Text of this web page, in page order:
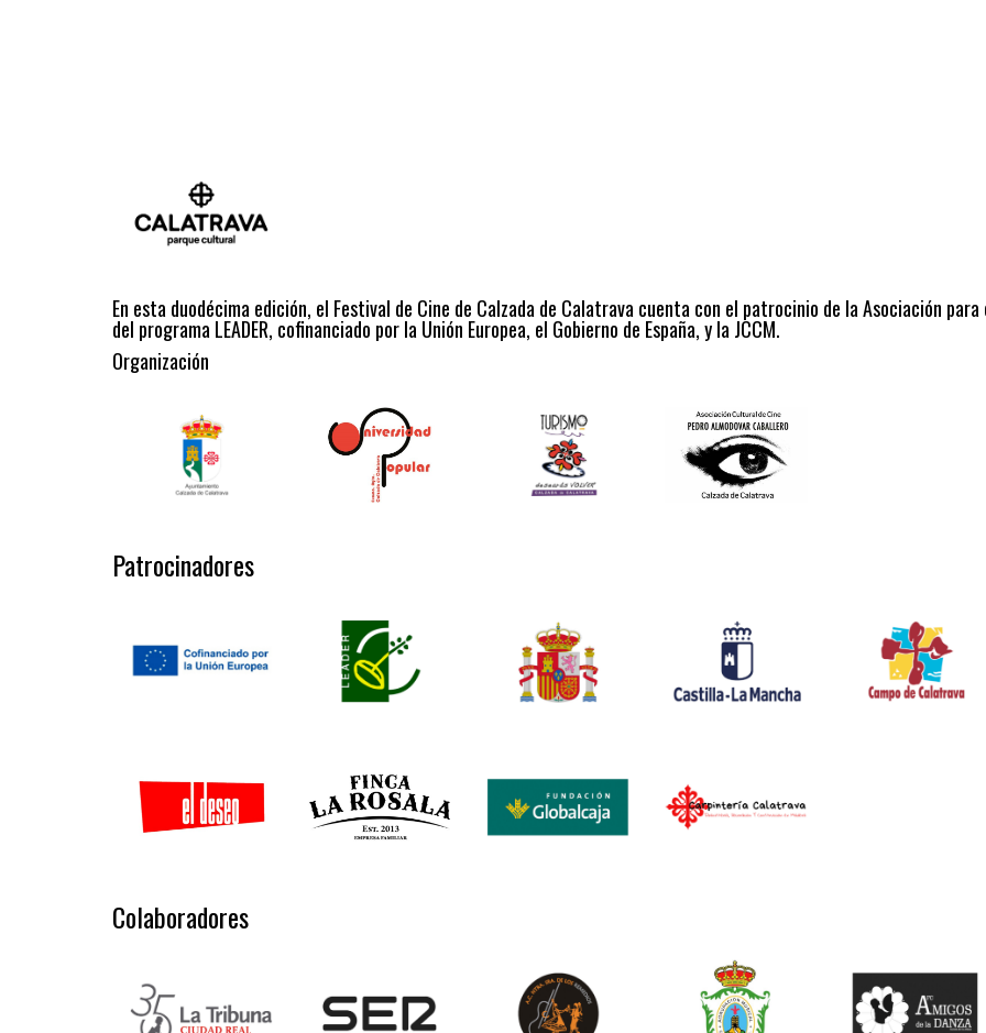
En esta duodécima edición, el Festival de Cine de Calzada de Calatrava cuenta con el patrocinio de la Asociación
del programa LEADER, cofinanciado por la Unión Europea, el Gobierno de España, y la JCCM.
Organización
Patrocinadores
Colaboradores